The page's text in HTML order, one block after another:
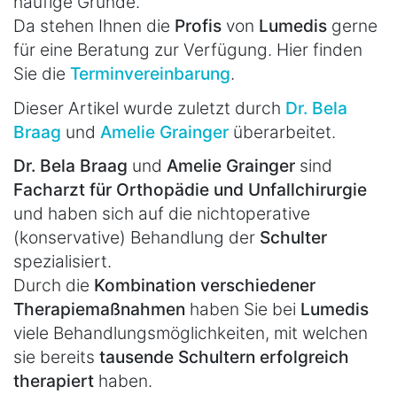
Da stehen Ihnen die Profis von Lumedis gerne
für eine Beratung zur Verfügung. Hier finden
Sie die Terminvereinbarung.
Dieser Artikel wurde zuletzt durch Dr. Bela
Braag und Amelie Grainger überarbeitet.
Dr. Bela Braag und Amelie Grainger sind
Facharzt für Orthopädie und Unfallchirurgie
und haben sich auf die nichtoperative
(konservative) Behandlung der Schulter
spezialisiert.
Durch die Kombination verschiedener
Therapiemaßnahmen haben Sie bei Lumedis
viele Behandlungsmöglichkeiten, mit welchen
sie bereits tausende Schultern erfolgreich
therapiert haben.